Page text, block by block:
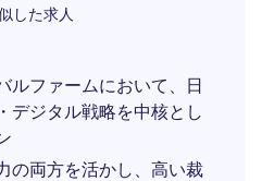
した求人
ルファームにおいて、日
デジタル戦略を中核とし
の両方を活かし、高い裁